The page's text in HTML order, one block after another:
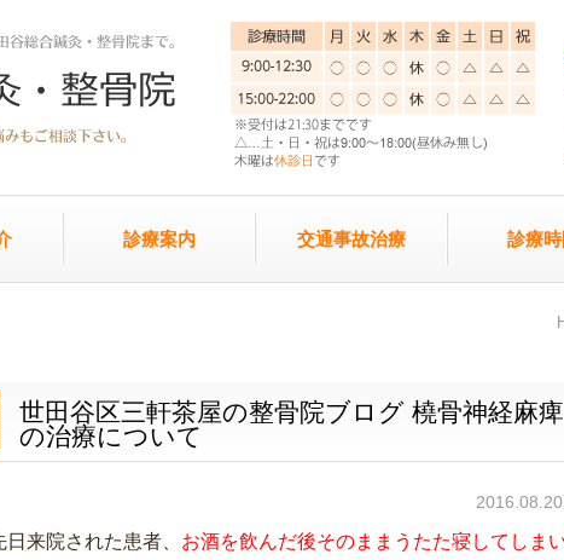
診療案内 交通事故治療 診療時
世田谷区三軒茶屋の整骨院ブログ 橈骨神経麻痺
の治療について
日来院された患者、 お酒を飲んだ後そのままうたた寝してしま